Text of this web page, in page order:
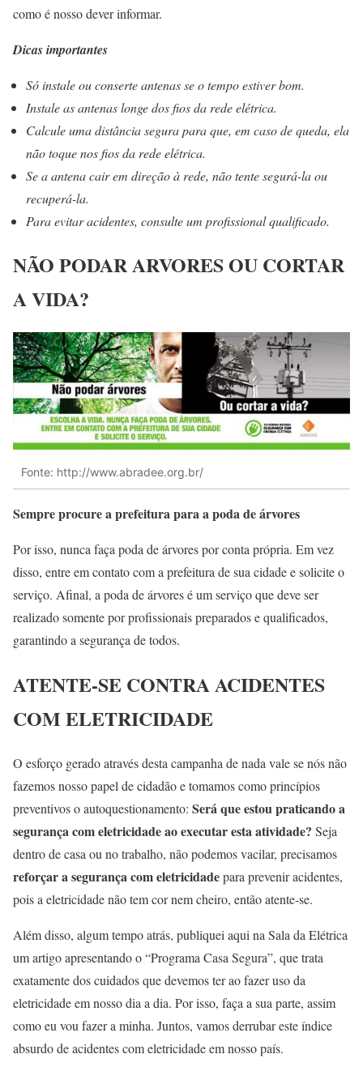
como é nosso dever informar.
Dicas importantes
Só instale ou conserte antenas se o tempo estiver bom.
Instale as antenas longe dos fios da rede elétrica.
Calcule uma distância segura para que, em caso de queda, ela
não toque nos fios da rede elétrica.
Se a antena cair em direção à rede, não tente segurá-la ou
recuperá-la.
Para evitar acidentes, consulte um profissional qualificado.
NÃO PODAR ARVORES OU CORTAR
A VIDA?
Fonte: http://www.abradee.org.br/
Sempre procure a prefeitura para a poda de árvores
Por isso, nunca faça poda de árvores por conta própria. Em vez
disso, entre em contato com a prefeitura de sua cidade e solicite o
serviço. Afinal, a poda de árvores é um serviço que deve ser
realizado somente por profissionais preparados e qualificados,
garantindo a segurança de todos.
ATENTE-SE CONTRA ACIDENTES
COM ELETRICIDADE
O esforço gerado através desta campanha de nada vale se nós não
fazemos nosso papel de cidadão e tomamos como princípios
preventivos o autoquestionamento: Será que estou praticando a
segurança com eletricidade ao executar esta atividade? Seja
dentro de casa ou no trabalho, não podemos vacilar, precisamos
reforçar a segurança com eletricidadepara prevenir acidentes,
pois a eletricidade não tem cor nem cheiro, então atente-se.
Além disso, algum tempo atrás, publiquei aqui na Sala da Elétrica
um artigo apresentando o “Programa Casa Segura”, que trata
exatamente dos cuidados que devemos ter ao fazer uso da
eletricidade em nosso dia a dia. Por isso, faça a sua parte, assim
como eu vou fazer a minha. Juntos, vamos derrubar este índice
absurdo de acidentes com eletricidade em nosso país.